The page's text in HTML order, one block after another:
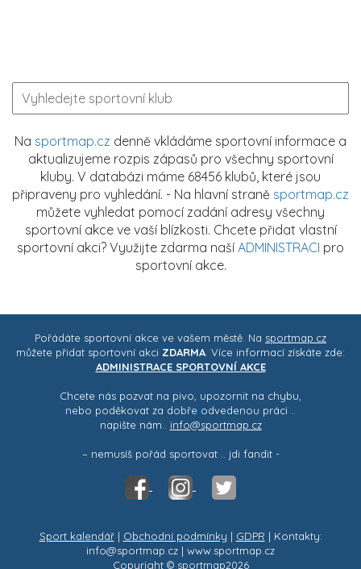
Na sportmap.cz denně vkládáme sportovní informace a
aktualizujeme rozpis zápasů pro všechny sportovní
kluby. V databázi máme 68456 klubů, které jsou
připraveny pro vyhledání. - Na hlavní straně sportmap.cz
můžete vyhledat pomocí zadání adresy všechny
sportovní akce ve vaší blízkosti. Chcete přidat vlastní
sportovní akci? Využijte zdarma naší ADMINISTRACI pro
sportovní akce.
Pořádáte sportovní akce ve vašem městě. Na sportmap.cz
můžete přidat sportovní akci ZDARMA . Více informací získáte zde:
ADMINISTRACE SPORTOVNÍ AKCE
Chcete nás pozvat na pivo, upozornit na chybu,
nebo poděkovat za dobře odvedenou práci ..
napište nám.. info@sportmap.cz
– nemusíš pořád sportovat .. jdi fandit -
Sport kalendář| Obchodní podmínky | GDPR | Kontakty:
info@sportmap.cz | www.sportmap.cz
Copyright © sportmap2026